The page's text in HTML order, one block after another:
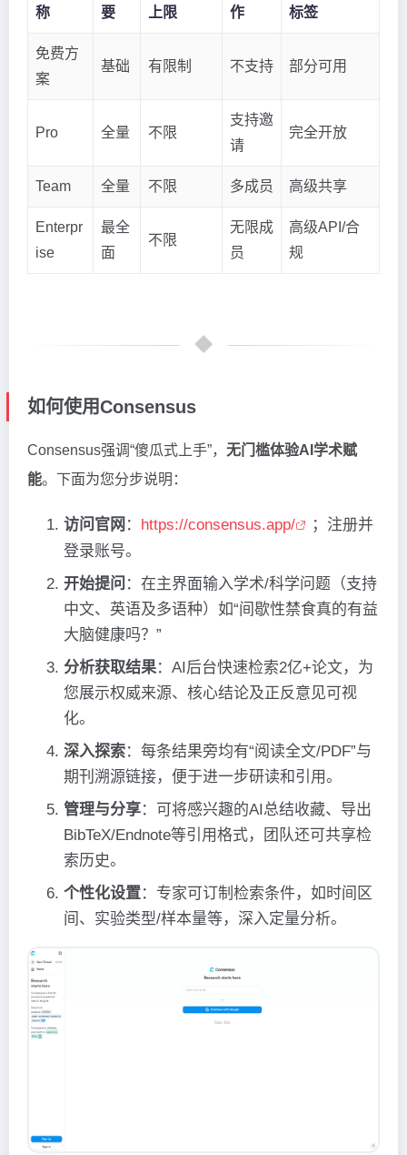
称
要
上限
作
标签
免费方
案
基础 有限制 不支持 部分可用
Pro 全量 不限
支持邀
请
完全开放
Team 全量 不限 多成员 高级共享
Enterpr
ise
最全
面
不限
无限成
员
高级API/合
规
如何使用Consensus
Consensus强调“傻瓜式上手”， 无门槛体验AI学术赋
能。下面为您分步说明：
访问官网 ： https://consensus.app/
；注册并
登录账号。
开始提问 ：在主界面输入学术/科学问题（支持
中文、英语及多语种）如“间歇性禁食真的有益
大脑健康吗？”
分析获取结果：AI后台快速检索2亿+论文，为
您展示权威来源、核心结论及正反意见可视
化。
深入探索：每条结果旁均有“阅读全文/PDF”与
期刊溯源链接，便于进一步研读和引用。
管理与分享：可将感兴趣的AI总结收藏、导出
BibTeX/Endnote等引用格式，团队还可共享检
索历史。
个性化设置：专家可订制检索条件，如时间区
间、实验类型/样本量等，深入定量分析。